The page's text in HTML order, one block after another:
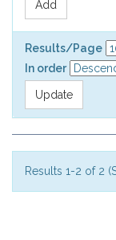
Results/Page
In order
Results 1-2 of 2